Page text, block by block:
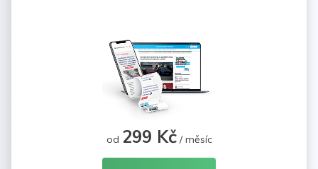
od 299 Kč/ měsíc